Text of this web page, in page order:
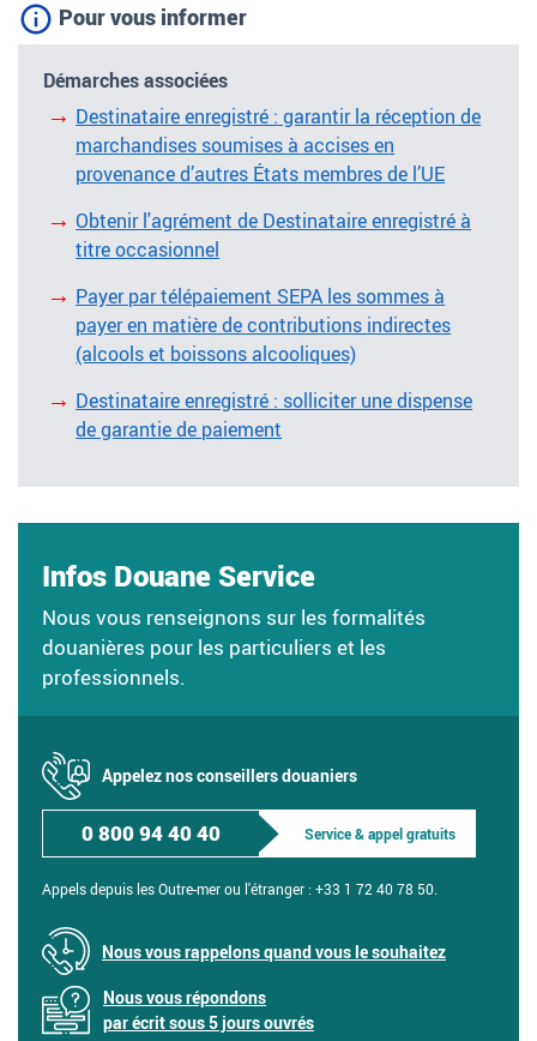
Pour vous informer
Démarches associées
Destinataire enregistré : garantir la réception de
marchandises soumises à accises en
provenance d’autres États membres de l’UE
Obtenir l'agrément de Destinataire enregistré à
titre occasionnel
Payer par télépaiement SEPA les sommes à
payer en matière de contributions indirectes
(alcools et boissons alcooliques)
Destinataire enregistré : solliciter une dispense
de garantie de paiement
Infos Douane Service
Nous vous renseignons sur les formalités
douanières pour les particuliers et les
professionnels.
Appelez nos conseillers douaniers
0 800 94 40 40 Service & appel gratuits
Appels depuis les Outre-mer ou l'étranger : +33 1 72 40 78 50.
Nous vous rappelons quand vous le souhaitez
Nous vous répondons
par écrit sous 5 jours ouvrés